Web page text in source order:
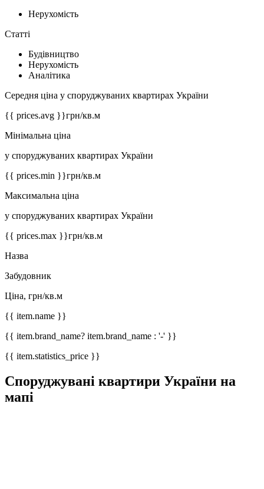
Нерухомість
Статті
Будівництво
Нерухомість
Аналітика
Середня ціна у споруджуваних квартирах України
{{ prices.avg }}грн/кв.м
Мінімальна ціна
у споруджуваних квартирах України
{{ prices.min }}грн/кв.м
Максимальна ціна
у споруджуваних квартирах України
{{ prices.max }}грн/кв.м
Назва
Забудовник
Ціна, грн/кв.м
{{ item.name }}
{{ item.brand_name? item.brand_name : '-' }}
{{ item.statistics_price }}
Споруджувані квартири України на
мапі